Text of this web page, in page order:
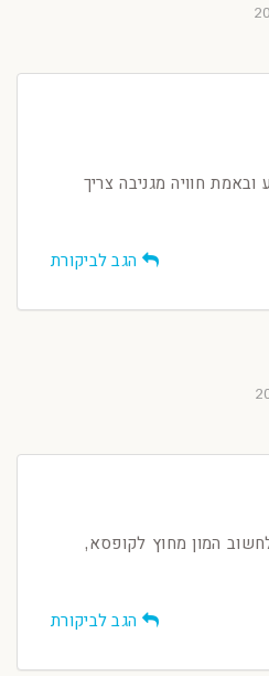
חוויה מגניבה צריך
הגב לביקורת
המון מחוץ לקופסא,
הגב לביקורת